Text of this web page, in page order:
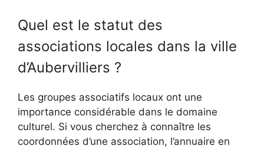
Quel est le statut des
associations locales dans la ville
d’Aubervilliers ?
Les groupes associatifs locaux ont une
importance considérable dans le domaine
culturel. Si vous cherchez à connaître les
coordonnées d’une association, l’annuaire en